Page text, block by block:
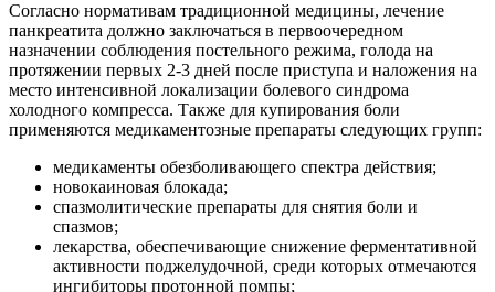
Согласно нормативам традиционной медицины, лечение
панкреатита должно заключаться в первоочередном
назначении соблюдения постельного режима, голода на
протяжении первых 2-3 дней после приступа и наложения на
место интенсивной локализации болевого синдрома
холодного компресса. Также для купирования боли
применяются медикаментозные препараты следующих групп:
медикаменты обезболивающего спектра действия;
новокаиновая блокада;
спазмолитические препараты для снятия боли и
спазмов;
лекарства, обеспечивающие снижение ферментативной
активности поджелудочной, среди которых отмечаются
ингибиторы протонной помпы;